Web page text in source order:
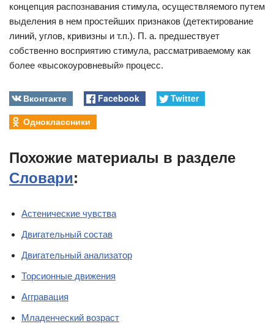
концепция распознавания стимула, осуществляемого путем
выделения в нем простейших признаков (детектирование
линий, углов, кривизны и т.п.). П. а. предшествует
собственно восприятию стимула, рассматриваемому как
более «высокоуровневый» процесс.
Вконтакте Facebook
Twitter
Одноклассники
Похожие материалы в разделе
Словари:
Астенические чувства
Двигательный состав
Двигательный анализатор
Торсионные движения
Аггравация
Младенческий возраст